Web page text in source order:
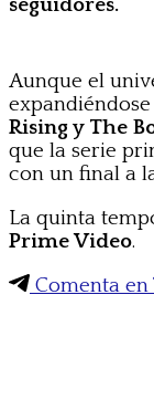
Aunque el
Rising y The
que la serie
con un final a
La quinta
Prime Video.
Comenta en